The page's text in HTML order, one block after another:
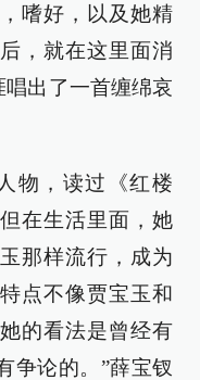
嗜好，以及她精
，就在这里面消
唱出了一首缠绵哀
物，读过《红楼
在生活里面，她
那样流行，成为
点不像贾宝玉和
的看法是曾经有
争论的。”薛宝钗